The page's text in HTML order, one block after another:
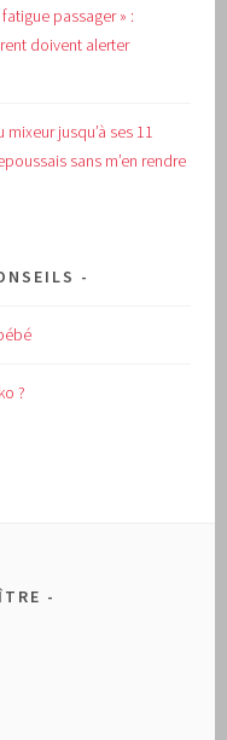
passager » :
doivent alerter
jusqu’à ses 11
sans m’en rendre
?